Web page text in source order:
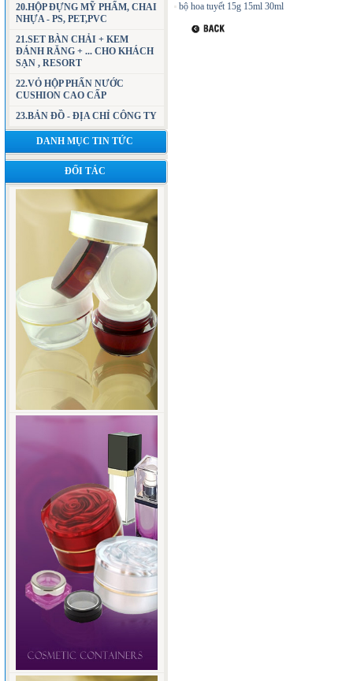
20.HỘP ĐỰNG MỸ PHẨM, CHAI
NHỰA - PS, PET,PVC
21.SET BÀN CHẢI + KEM
ĐÁNH RĂNG + ... CHO KHÁCH
SẠN , RESORT
22.VỎ HỘP PHẤN NƯỚC
CUSHION CAO CẤP
23.BẢN ĐỒ - ĐỊA CHỈ CÔNG TY
DANH MỤC TIN TỨC
ĐỐI TÁC
bộ hoa tuyết 15g 15ml 30ml